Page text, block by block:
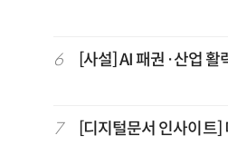
6 [사설] AI 패권·산업 활
7 [디지털문서 인사이트